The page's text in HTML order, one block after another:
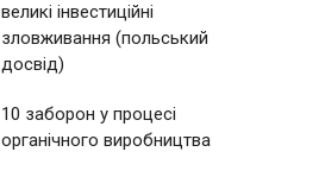
великі інвестиційні
зловживання (польський
досвід)
10 заборон у процесі
органічного виробництва